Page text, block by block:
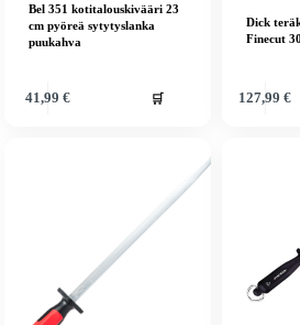
Bel 351 kotitalouskivääri 23
cm pyöreä sytytyslanka
puukahva
41,99 € 🛒
Dick
Finecut
127,99€